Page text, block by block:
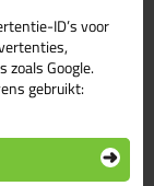
van ditID’s voor
Google.
gebruikt: